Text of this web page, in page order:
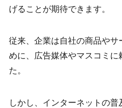
げることが期待できます。
従来、企業は自社の商品やサ
めに、広告媒体やマスコミに
た。
しかし、インターネットの